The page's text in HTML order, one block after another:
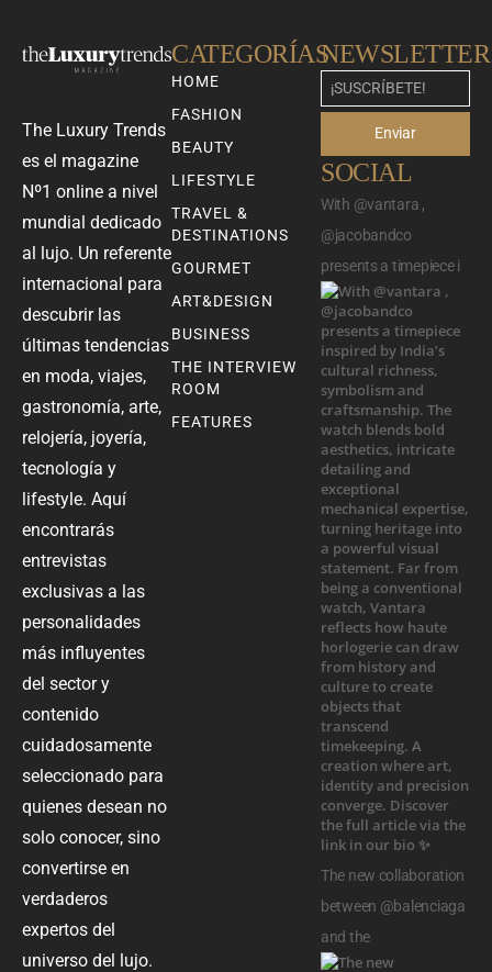
The Luxury Trends
es el magazine
Nº1 online a nivel
mundial dedicado
al lujo. Un referente
internacional para
descubrir las
últimas tendencias
en moda, viajes,
gastronomía, arte,
relojería, joyería,
tecnología y
lifestyle. Aquí
encontrarás
entrevistas
exclusivas a las
personalidades
más influyentes
del sector y
contenido
cuidadosamente
seleccionado para
quienes desean no
solo conocer, sino
convertirse en
verdaderos
expertos del
universo del lujo.
CATEGORÍAS
HOME
FASHION
BEAUTY
LIFESTYLE
TRAVEL &
DESTINATIONS
GOURMET
ART&DESIGN
BUSINESS
THE INTERVIEW
ROOM
FEATURES
NEWSLETTER
Enviar
SOCIAL
With @vantara ,
@jacobandco
presents a timepiece i
The new collaboration
between @balenciaga
and the